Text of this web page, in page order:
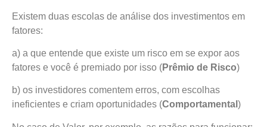
Existem duas escolas de análise dos investimentos em
fatores:
a) a que entende que existe um risco em se expor aos
fatores e você é premiado por isso (Prêmio de Risco)
b) os investidores comentem erros, com escolhas
ineficientes e criam oportunidades (Comportamental )